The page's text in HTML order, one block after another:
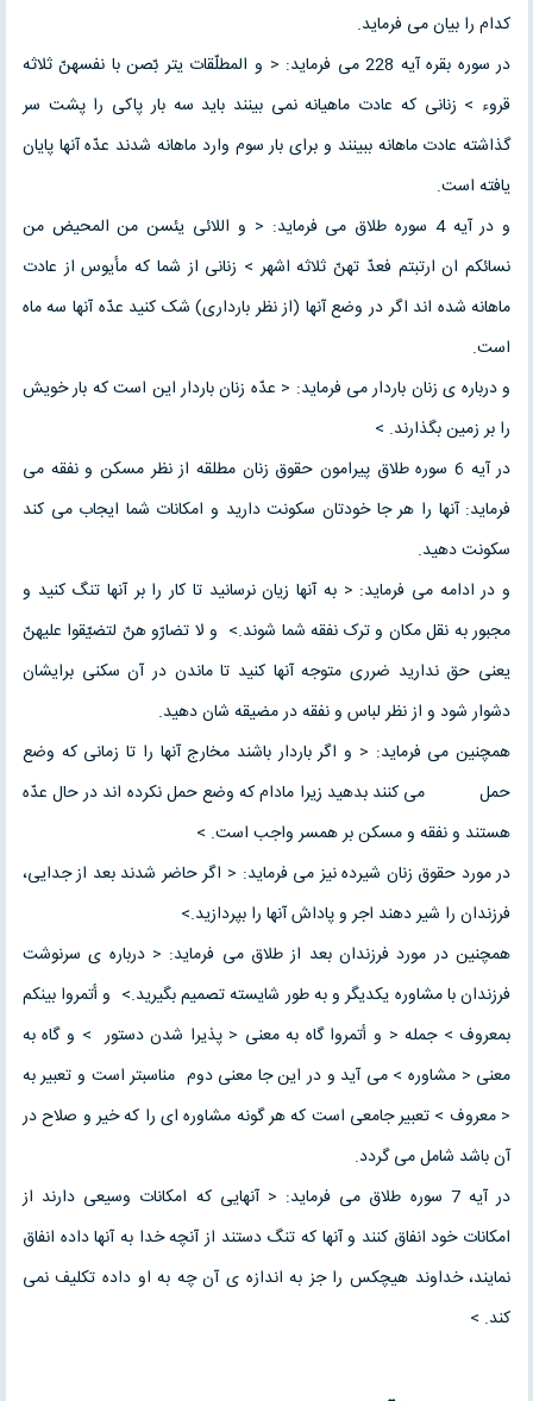
کدام را بیان می فرماید.
در سوره بقره آیه 228 می فرماید: < و المطلّقات یتر بّصن با نفسهنّ ثلاثه
قروء > زنانی که عادت ماهیانه نمی بینند باید سه بار پاکی را پشت سر
گذاشته عادت ماهانه ببینند و برای بار سوم وارد ماهانه شدند عدّه آنها پایان
یافته است.
و در آیه 4 سوره طلاق می فرماید: < و اللائی یئسن من المحیض من
نسائکم ان ارتبتم فعدّ تهنّ ثلاثه اشهر > زنانی از شما که مأیوس از عادت
ماهانه شده اند اگر در وضع آنها (از نظر بارداری) شک کنید عدّه آنها سه ماه
است.
و درباره ی زنان باردار می فرماید: < عدّه زنان باردار این است که بار خویش
را بر زمین بگذارند. >
در آیه 6 سوره طلاق پیرامون حقوق زنان مطلقه از نظر مسکن و نفقه می
فرماید: آنها را هر جا خودتان سکونت دارید و امکانات شما ایجاب می کند
سکونت دهید.
و در ادامه می فرماید: < به آنها زیان نرسانید تا کار را بر آنها تنگ کنید و
مجبور به نقل مکان و ترک نفقه شما شوند.> و لا تضارّو هنّ لتضیّقوا علیهنّ
یعنی حق ندارید ضرری متوجه آنها کنید تا ماندن در آن سکنی برایشان
دشوار شود و از نظر لباس و نفقه در مضیقه شان دهید.
همچنین می فرماید: < و اگر باردار باشند مخارج آنها را تا زمانی که وضع
حمل می کنند بدهید زیرا مادام که وضع حمل نکرده اند در حال عدّه
هستند و نفقه و مسکن بر همسر واجب است. >
در مورد حقوق زنان شیرده نیز می فرماید: < اگر حاضر شدند بعد از جدایی،
فرزندان را شیر دهند اجر و پاداش آنها را بپردازید.>
همچنین در مورد فرزندان بعد از طلاق می فرماید: < درباره ی سرنوشت
فرزندان با مشاوره یکدیگر و به طور شایسته تصمیم بگیرید.> و أتمروا بینکم
بمعروف > جمله < و أتمروا گاه به معنی < پذیرا شدن دستور > و گاه به
معنی < مشاوره > می آید و در این جا معنی دوم مناسبتر است و تعبیر به
< معروف > تعبیر جامعی است که هر گونه مشاوره ای را که خیر و صلاح در
آن باشد شامل می گردد.
در آیه 7 سوره طلاق می فرماید: < آنهایی که امکانات وسیعی دارند از
امکانات خود انفاق کنند و آنها که تنگ دستند از آنچه خدا به آنها داده انفاق
نمایند، خداوند هیچکس را جز به اندازه ی آن چه به او داده تکلیف نمی
کند. >